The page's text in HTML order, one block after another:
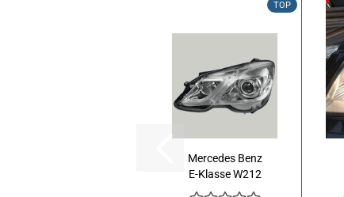
TOP
Mercedes Benz
E-Klasse W212
S212 Xenon